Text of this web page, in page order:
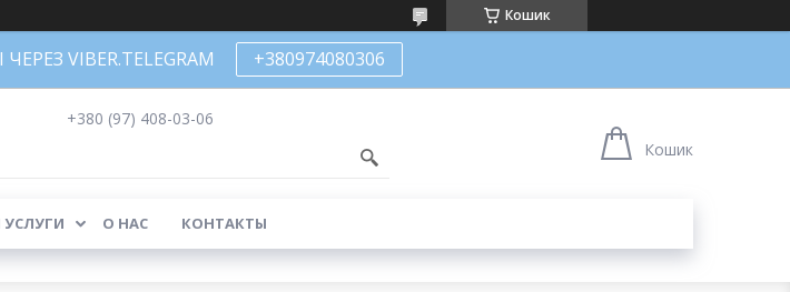
Кошик
VIBER.TELEGRAM +380974080306
+380 (97) 408-03-06
Кошик
О НАС КОНТАКТЫ